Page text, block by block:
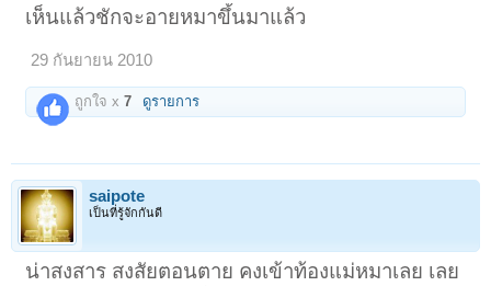
เห็นแล้วชักจะอายหมาขึ้นมาแล้ว
29 กันยายน 2010
ถูกใจ x7 ดูรายการ
saipote
เป็นที่รู้จักกันดี
น่าสงสาร สงสัยตอนตาย คงเข้าท้องแม่หมาเลย เลย